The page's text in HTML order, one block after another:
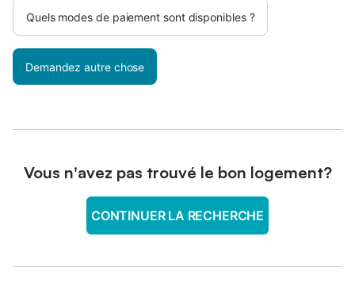
Quels modes de paiement sont disponibles ?
Demandez autre chose
Vous n'avez pas trouvé le bon logement?
CONTINUER LA RECHERCHE